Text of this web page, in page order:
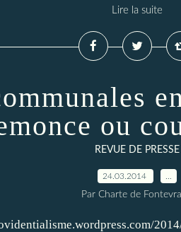
Lire la suite
ou
REVUE DE PRESSE
24.03.2014
Par Charte de